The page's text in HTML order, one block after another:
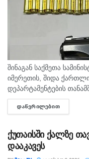
შინაგან საქმეთა
იმერეთის, შიდა
დეპარტამენტების
ჩატარებული საპოლიციო
შედეგად,
ᲓᲐᲬᲕᲠᲘᲚᲔᲑᲘᲗ
ქუთაისში ქალზე
დააკავეს